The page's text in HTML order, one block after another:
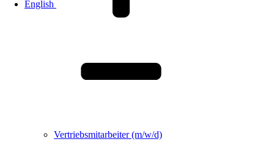
English
Vertriebsmitarbeiter (m/w/d)